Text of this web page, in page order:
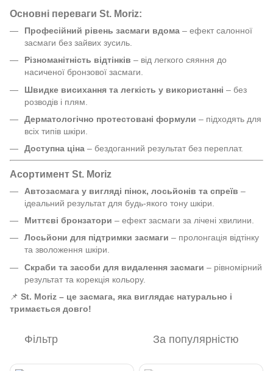
Основні переваги St. Moriz:
Професійний рівень засмаги вдома – ефект салонної
засмаги без зайвих зусиль.
Різноманітність відтінків – від легкого сяяння до
насиченої бронзової засмаги.
Швидке висихання та легкість у використанні – без
розводів і плям.
Дерматологічно протестовані формули – підходять для
всіх типів шкіри.
Доступна ціна – бездоганний результат без переплат.
Асортимент St. Moriz
Автозасмага у вигляді пінок, лосьйонів та спреїв –
ідеальний результат для будь-якого тону шкіри.
Миттєві бронзатори – ефект засмаги за лічені хвилини.
Лосьйони для підтримки засмаги – пролонгація відтінку
та зволоження шкіри.
Скраби та засоби для видалення засмаги – рівномірний
результат та корекція кольору.
📌 St. Moriz – це засмага, яка виглядає натурально і
тримається довго!
Фільтр За популярністю